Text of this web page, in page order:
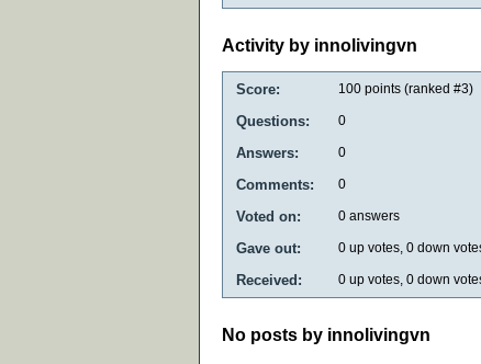
Activity by innolivingvn
Score: 100 points (ranked #3)
Questions: 0
Answers: 0
Comments: 0
Voted on: 0 answers
Gave out: 0 up votes, 0 down
Received: 0 up votes, 0 down
No posts by innolivingvn